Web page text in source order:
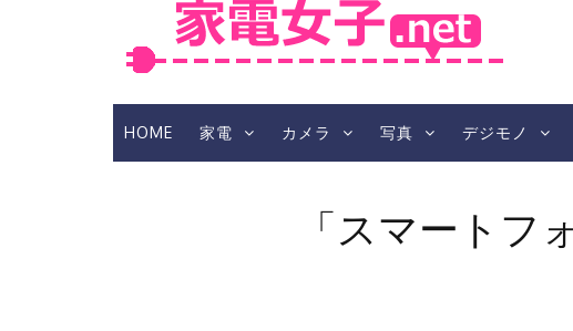
HOME 家電 カメラ 写真 デジモノ
「スマートフ